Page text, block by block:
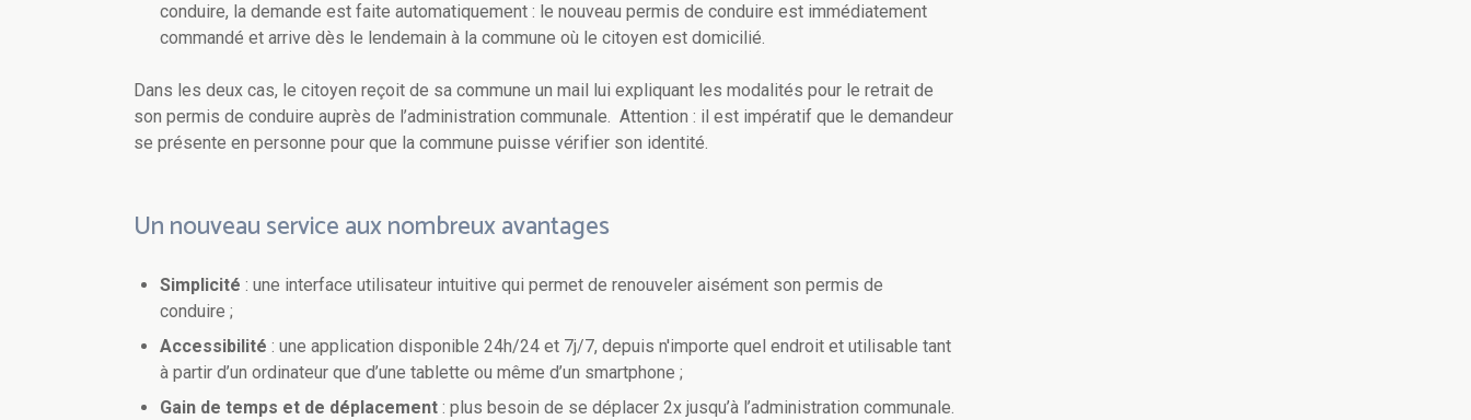
conduire, la demande est faite automatiquement : le nouveau permis de conduire est immédiatement
commandé et arrive dès le lendemain à la commune où le citoyen est domicilié.
Dans les deux cas, le citoyen reçoit de sa commune un mail lui expliquant les modalités pour le retrait de
son permis de conduire auprès de l’administration communale. Attention : il est impératif que le demandeur
se présente en personne pour que la commune puisse vérifier son identité.
Un nouveau service aux nombreux avantages
Simplicité : une interface utilisateur intuitive qui permet de renouveler aisément son permis de
conduire ;
Accessibilité : une application disponible 24h/24 et 7j/7, depuis n'importe quel endroit et utilisable tant
à partir d’un ordinateur que d’une tablette ou même d’un smartphone ;
Gain de temps et de déplacement : plus besoin de se déplacer 2x jusqu’à l’administration communale.